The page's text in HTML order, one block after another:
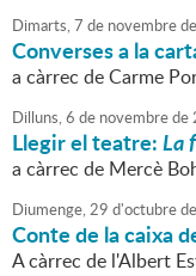
Dimarts,7 de novembrede
Converses a la
a càrrec de Carme
Dilluns,6 de novembrede
Llegir el teatre:La
a càrrec de Mercè
Diumenge,29 d'octubrede
Conte de la caixa
A càrrec de l'Albert